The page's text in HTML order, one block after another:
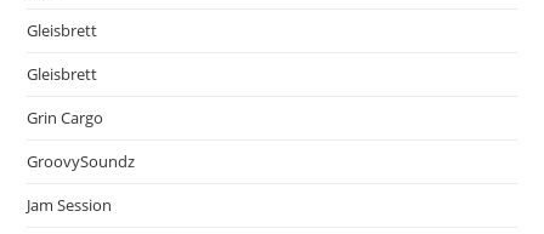
Gleisbrett
Gleisbrett
Grin Cargo
GroovySoundz
Jam Session